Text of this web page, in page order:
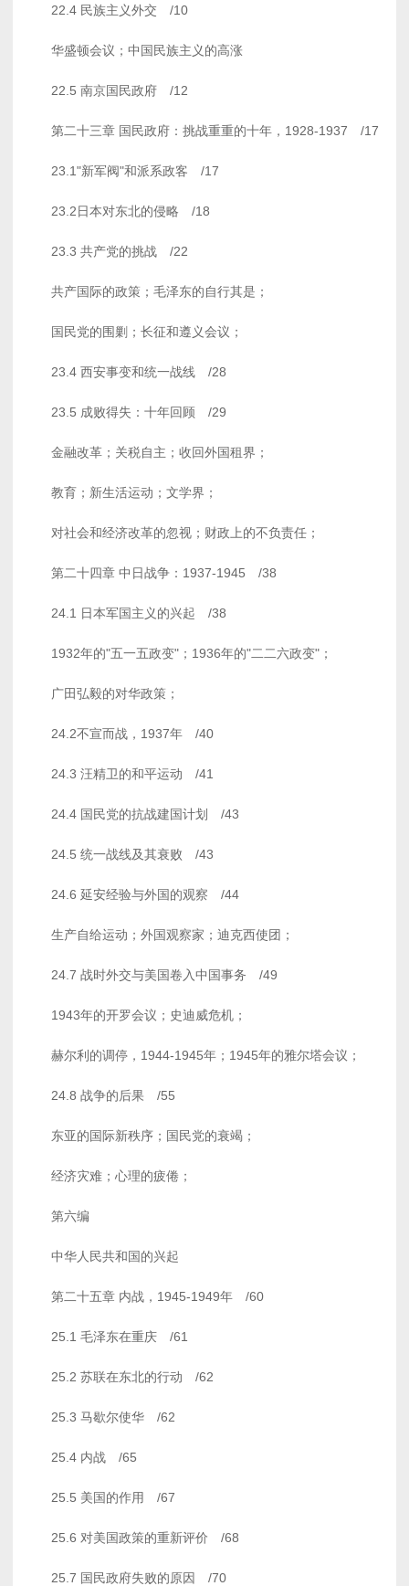
22.4 民族主义外交 /10
华盛顿会议；中国民族主义的高涨
22.5 南京国民政府 /12
第二十三章 国民政府：挑战重重的十年，1928-1937 /17
23.1"新军阀"和派系政客 /17
23.2日本对东北的侵略 /18
23.3 共产党的挑战 /22
共产国际的政策；毛泽东的自行其是；
国民党的围剿；长征和遵义会议；
23.4 西安事变和统一战线 /28
23.5 成败得失：十年回顾 /29
金融改革；关税自主；收回外国租界；
教育；新生活运动；文学界；
对社会和经济改革的忽视；财政上的不负责任；
第二十四章 中日战争：1937-1945 /38
24.1 日本军国主义的兴起 /38
1932年的"五一五政变"；1936年的"二二六政变"；
广田弘毅的对华政策；
24.2不宣而战，1937年 /40
24.3 汪精卫的和平运动 /41
24.4 国民党的抗战建国计划 /43
24.5 统一战线及其衰败 /43
24.6 延安经验与外国的观察 /44
生产自给运动；外国观察家；迪克西使团；
24.7 战时外交与美国卷入中国事务 /49
1943年的开罗会议；史迪威危机；
赫尔利的调停，1944-1945年；1945年的雅尔塔会议；
24.8 战争的后果 /55
东亚的国际新秩序；国民党的衰竭；
经济灾难；心理的疲倦；
第六编
中华人民共和国的兴起
第二十五章 内战，1945-1949年 /60
25.1 毛泽东在重庆 /61
25.2 苏联在东北的行动 /62
25.3 马歇尔使华 /62
25.4 内战 /65
25.5 美国的作用 /67
25.6 对美国政策的重新评价 /68
25.7 国民政府失败的原因 /70